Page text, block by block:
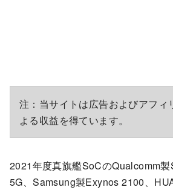
注：当サイトは広告およびアフィ
よる収益を得ています。
2021年度真旗艦SoCのQualcomm
5G、Samsung製Exynos 2100、